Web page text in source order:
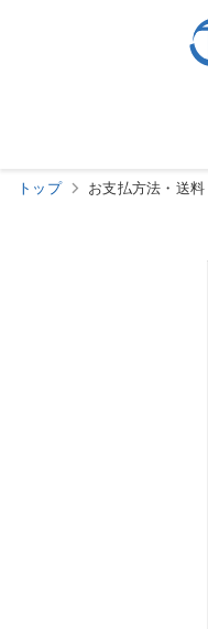
トップ お支払方法・送料